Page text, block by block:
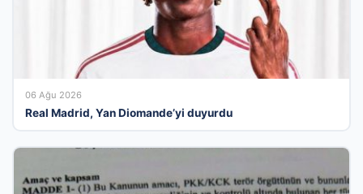
06 Ağu 2026
Real Madrid, Yan Diomande’yi duyurdu